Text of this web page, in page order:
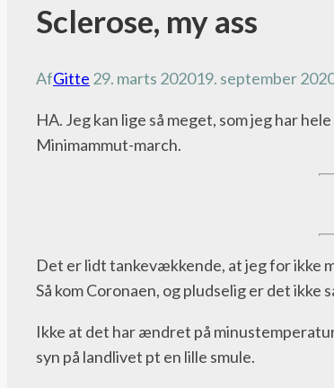
Andre
outdooreventyr
Sclerose, my ass
AfGitte 29. marts 202019. september
HA. Jeg kan lige så meget, som jeg har
Minimammut-march.
Det er lidt tankevækkende, at jeg for ikke
Så kom Coronaen, og pludselig er det ikke
Ikke at det har ændret på
syn på landlivet pt en lille smule.